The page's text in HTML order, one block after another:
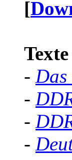
[
-
-
-
-